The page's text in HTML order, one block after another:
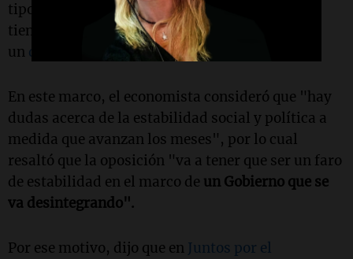
tipo de cambio, porque algunas exportaciones
tienen ventajas pero el resto siguen regidos por
un dólar artificial", enfatizó.
En este marco, el economista consideró que "hay
dudas acerca de la estabilidad social y política a
medida que avanzan los meses", por lo cual
resaltó que la oposición "va a tener que ser un faro
de estabilidad en el marco de un Gobierno que se
va desintegrando".
Por ese motivo, dijo que en Juntos por el